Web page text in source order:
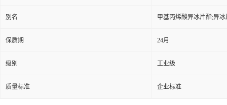
别名 甲基丙烯酸异冰片酯;异
保质期 24月
级别 工业级
质量标准 企业标准